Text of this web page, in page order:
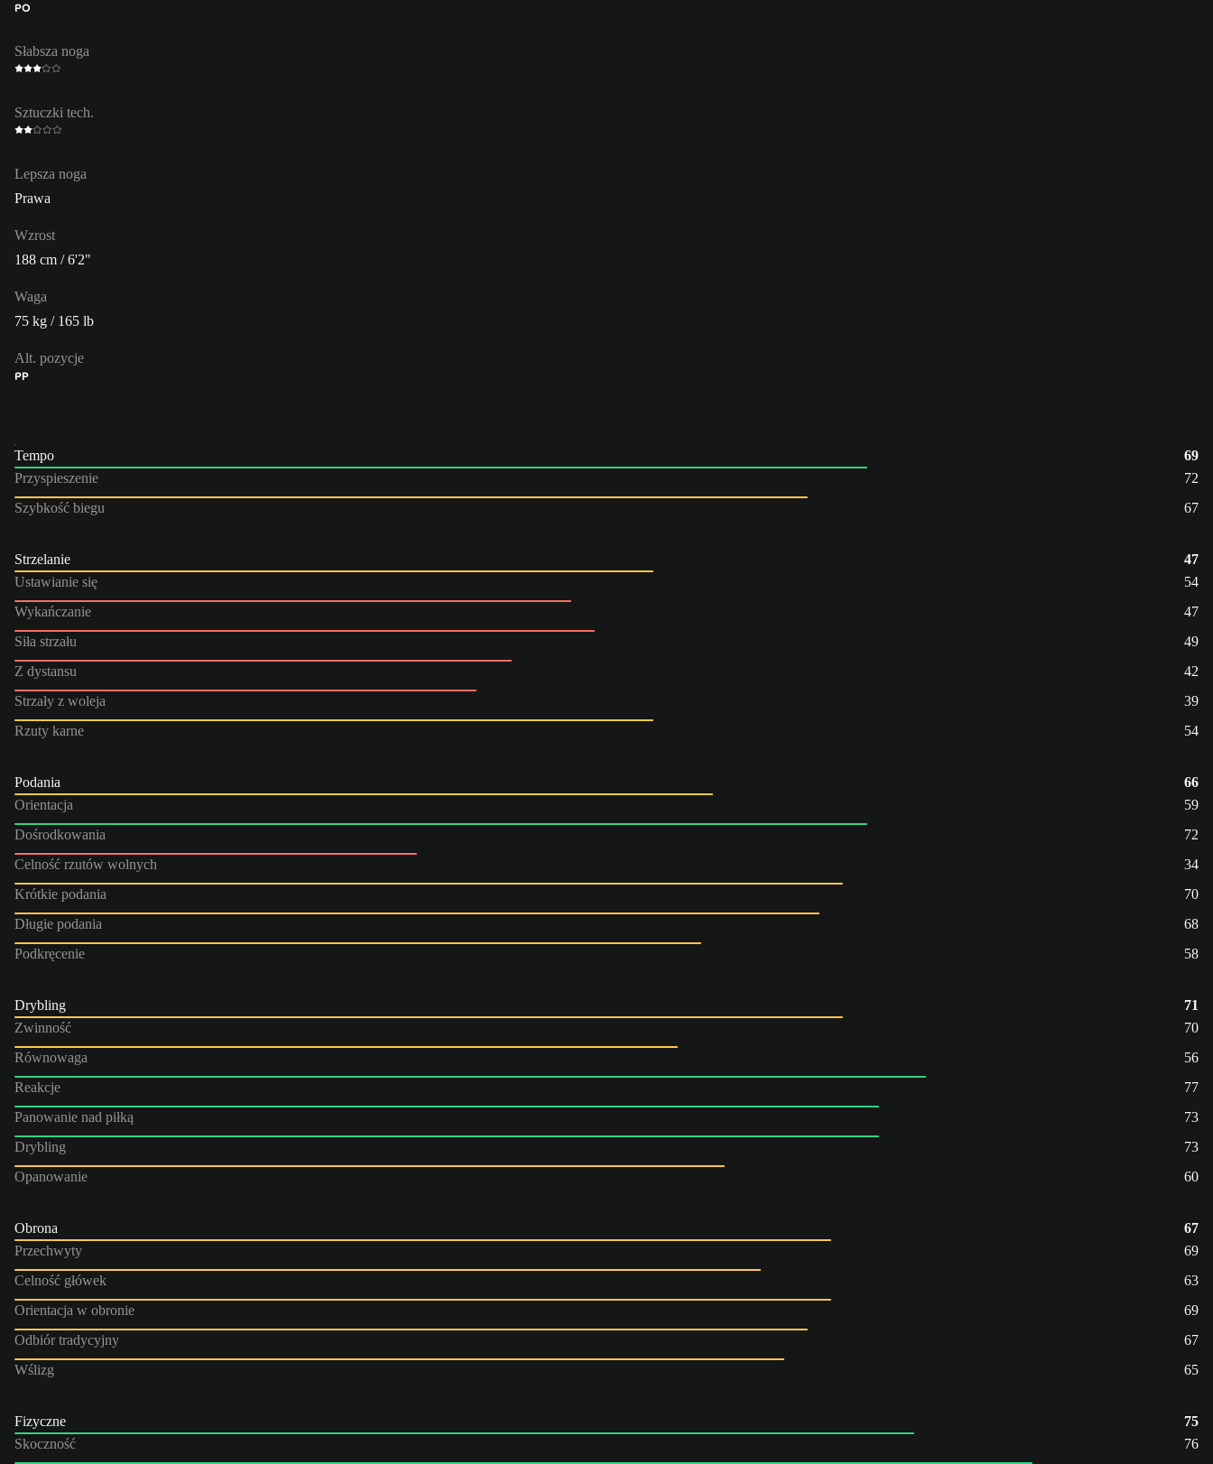
PO
Słabsza noga
Sztuczki tech.
Lepsza noga
Prawa
Wzrost
188 cm / 6'2"
Waga
75 kg / 165 lb
Alt. pozycje
PP
Tempo
69
Przyspieszenie
72
Szybkość biegu
67
Strzelanie
47
Ustawianie się
54
Wykańczanie
47
Siła strzału
49
Z dystansu
42
Strzały z woleja
39
Rzuty karne
54
Podania
66
Orientacja
59
Dośrodkowania
72
Celność rzutów wolnych
34
Krótkie podania
70
Długie podania
68
Podkręcenie
58
Drybling
71
Zwinność
70
Równowaga
56
Reakcje
77
Panowanie nad piłką
73
Drybling
73
Opanowanie
60
Obrona
67
Przechwyty
69
Celność główek
63
Orientacja w obronie
69
Odbiór tradycyjny
67
Wślizg
65
Fizyczne
75
Skoczność
76